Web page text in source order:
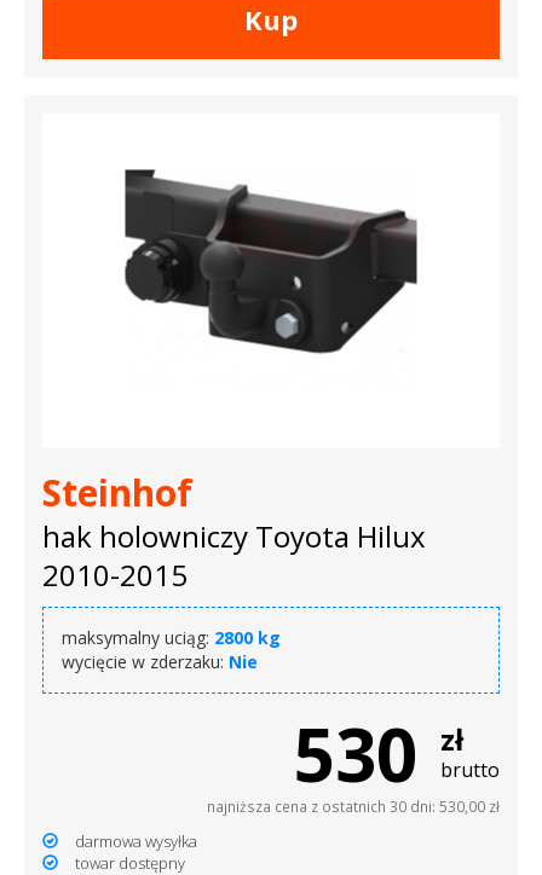
Kup
Steinhof
hak holowniczy Toyota Hilux
2010-2015
maksymalny uciąg: 2800 kg
wycięcie w zderzaku: Nie
530 zł
brutto
najniższa cena z ostatnich 30 dni: 530,00 zł
darmowa wysyłka
towar dostępny